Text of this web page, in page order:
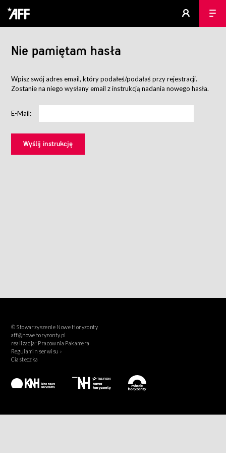
Nie pamiętam hasła
Wpisz swój adres email, który podałeś/podałaś przy rejestracji.
Zostanie na niego wysłany email z instrukcją nadania nowego hasła.
E-Mail:
© Stowarzyszenie Nowe Horyzonty
aff@nowehoryzonty.pl
realizacja: Pracownia Pakamera
Regulamin serwisu ›
Ciasteczka